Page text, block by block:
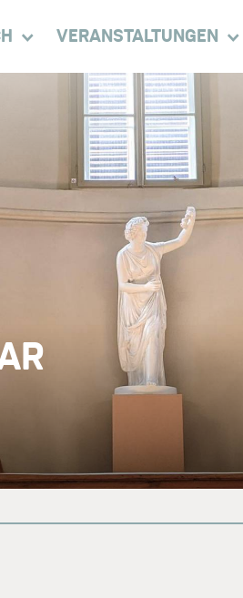
VERANSTALTUNGEN